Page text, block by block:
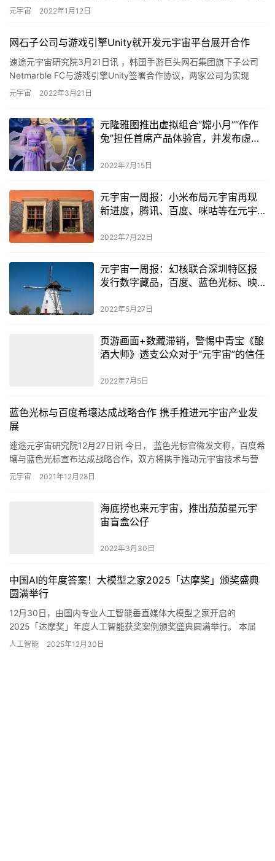
府工作报告》指出，要加快壮大数字产业，推动元宇宙、大数据…
元宇宙 2022年1月12日
网石子公司与游戏引擎Unity就开发元宇宙平台展开合作
速途元宇宙研究院3月21日讯 ，韩国手游巨头网石集团旗下子公司
Netmarble FC与游戏引擎Unity签署合作协议，两家公司为实现
Netmarble FC正在开发的平台“元宇宙…
元宇宙 2022年3月21日
元隆雅图推出虚拟组合“嫦小月”“作作
兔”担任首席产品体验官，并发布虚拟
2022年7月15日
元宇宙一周报：小米布局元宇宙再现
新进度，腾讯、百度、咪咕等在元宇
2022年7月22日
元宇宙一周报：幻核联合深圳特区报
发行数字藏品，百度、蓝色光标、映
2022年5月27日
页游画面+数藏滞销，警惕中青宝《酿
酒大师》透支公众对于“元宇宙”的信任
2022年7月5日
蓝色光标与百度希壤达成战略合作 携手推进元宇宙产业发
展
速途元宇宙研究院12月27日讯 今日， 蓝色光标官微发文称，百度希
壤与蓝色光标宣布达成战略合作，双方将携手推动元宇宙技术与营
销的有机融合，以希壤虚拟空间为基石，共同助力品牌方在元宇…
元宇宙 2021年12月28日
海底捞也来元宇宙，推出茄茄星元宇
宙盲盒公仔
2022年3月30日
中国AI的年度答案！大模型之家2025「达摩奖」颁奖盛典
圆满举行
12月30日，由国内专业人工智能垂直媒体大模型之家开启的
2025「达摩奖」年度人工智能获奖案例颁奖盛典圆满举行。 本届
「达摩奖」以“中国AI的年度答案”为主题，寻找那些代表中国AI…
人工智能 2025年12月30日